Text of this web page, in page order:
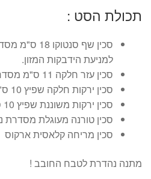
₪299.
₪169.תכולת הסט :
סכין שף
למניעת הידבקות המזון.
סכין עזר חלקה 11 ס"מ מסדרת ניצה.
סכין ירקות חלקה שפיץ 10 ס"מ ידית שחורה.
סכין ירקות משוננת שפיץ 10 ס"מ ידית שחורה.
סכין טורנה מעוגלת מסדרת
סכין מריחה קלאסית ארקוס
מתנה נהדרת לטבח החובב !